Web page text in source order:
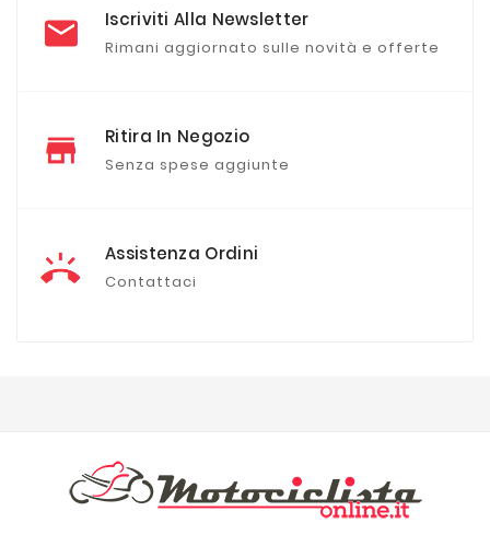
Iscriviti Alla Newsletter
Rimani aggiornato sulle novità e offerte
Ritira In Negozio
Senza spese aggiunte
Assistenza Ordini
Contattaci